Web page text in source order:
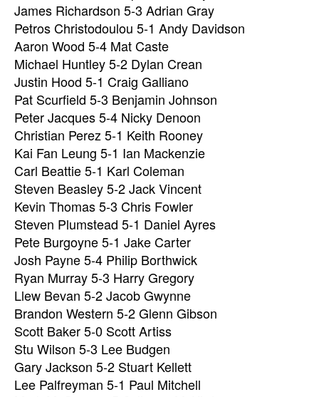
James Richardson 5-3 Adrian Gray
Petros Christodoulou 5-1 Andy Davidson
Aaron Wood 5-4 Mat Caste
Michael Huntley 5-2 Dylan Crean
Justin Hood 5-1 Craig Galliano
Pat Scurfield 5-3 Benjamin Johnson
Peter Jacques 5-4 Nicky Denoon
Christian Perez 5-1 Keith Rooney
Kai Fan Leung 5-1 Ian Mackenzie
Carl Beattie 5-1 Karl Coleman
Steven Beasley 5-2 Jack Vincent
Kevin Thomas 5-3 Chris Fowler
Steven Plumstead 5-1 Daniel Ayres
Pete Burgoyne 5-1 Jake Carter
Josh Payne 5-4 Philip Borthwick
Ryan Murray 5-3 Harry Gregory
Llew Bevan 5-2 Jacob Gwynne
Brandon Western 5-2 Glenn Gibson
Scott Baker 5-0 Scott Artiss
Stu Wilson 5-3 Lee Budgen
Gary Jackson 5-2 Stuart Kellett
Lee Palfreyman 5-1 Paul Mitchell